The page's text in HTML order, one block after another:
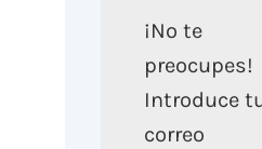
¡No te
preocupes!
Introduce
correo